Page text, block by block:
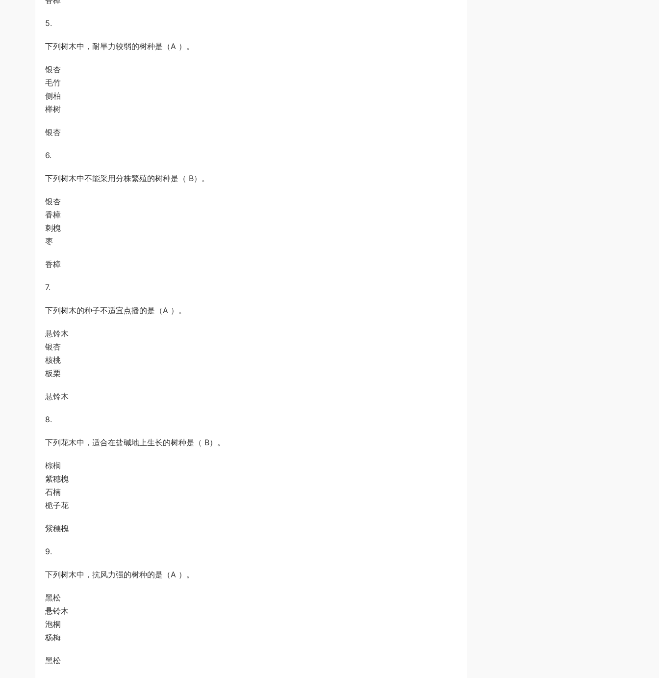
5.
下列树木中，耐旱力较弱的树种是（A ）。
银杏
毛竹
侧柏
榉树
银杏
6.
下列树木中不能采用分株繁殖的树种是（ B）。
银杏
香樟
刺槐
枣
香樟
7.
下列树木的种子不适宜点播的是（A ）。
悬铃木
银杏
核桃
板栗
悬铃木
8.
下列花木中，适合在盐碱地上生长的树种是（ B）。
棕榈
紫穗槐
石楠
栀子花
紫穗槐
9.
下列树木中，抗风力强的树种的是（A ）。
黑松
悬铃木
泡桐
杨梅
黑松